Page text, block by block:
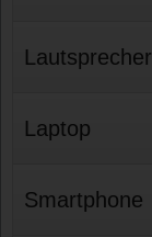
Lautsprecher
Laptop
Smartphone